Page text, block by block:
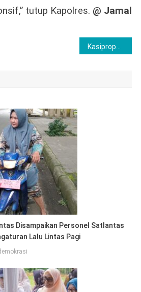
tutup Kapolres. @ Jamal
Disampaikan Personel Satlantas
Lalu Lintas Pagi